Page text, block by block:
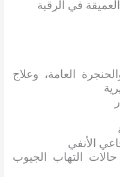
في الرقبة
العامة، وعلاج
الأنفي
التهاب الجيوب